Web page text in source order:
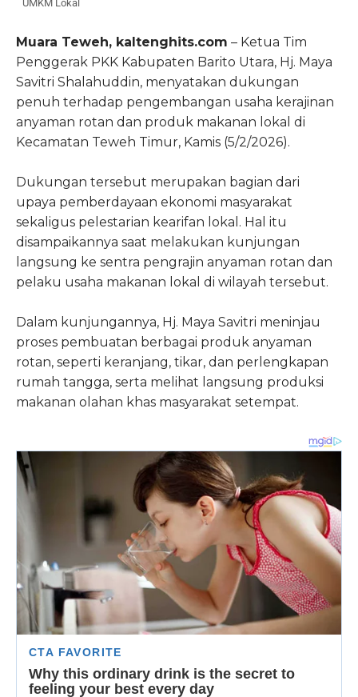
UMKM Lokal
Muara Teweh, kaltenghits.com – Ketua Tim
Penggerak PKK Kabupaten Barito Utara, Hj. Maya
Savitri Shalahuddin, menyatakan dukungan
penuh terhadap pengembangan usaha kerajinan
anyaman rotan dan produk makanan lokal di
Kecamatan Teweh Timur, Kamis (5/2/2026).
Dukungan tersebut merupakan bagian dari
upaya pemberdayaan ekonomi masyarakat
sekaligus pelestarian kearifan lokal. Hal itu
disampaikannya saat melakukan kunjungan
langsung ke sentra pengrajin anyaman rotan dan
pelaku usaha makanan lokal di wilayah tersebut.
Dalam kunjungannya, Hj. Maya Savitri meninjau
proses pembuatan berbagai produk anyaman
rotan, seperti keranjang, tikar, dan perlengkapan
rumah tangga, serta melihat langsung produksi
makanan olahan khas masyarakat setempat.